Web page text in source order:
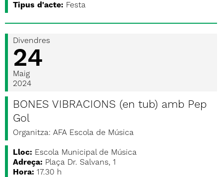
Tipus d'acte: Festa
Divendres
24
Maig
2024
BONES VIBRACIONS (en tub) amb Pep
Gol
Organitza: AFA Escola de Música
Lloc: Escola Municipal de Música
Adreça: Plaça Dr. Salvans, 1
Hora: 17.30 h